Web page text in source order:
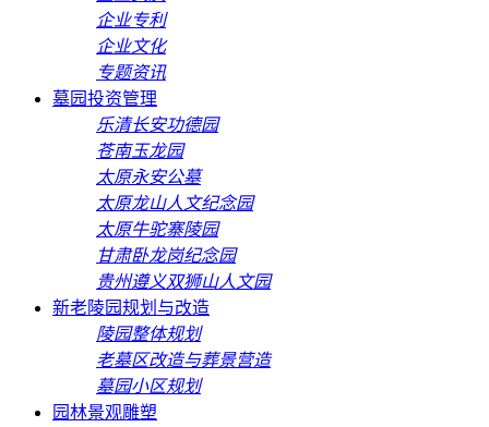
企业专利
企业文化
专题资讯
墓园投资管理
乐清长安功德园
苍南玉龙园
太原永安公墓
太原龙山人文纪念园
太原牛驼寨陵园
甘肃卧龙岗纪念园
贵州遵义双狮山人文园
新老陵园规划与改造
陵园整体规划
老墓区改造与葬景营造
墓园小区规划
园林景观雕塑